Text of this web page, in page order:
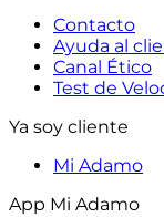
Contacto
Ayuda al
Canal Ético
Test de
Ya soy cliente
Mi Adamo
App Mi Adamo